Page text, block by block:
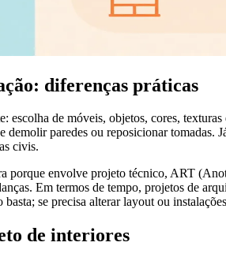
diferenças práticas
de móveis, objetos, cores,
paredes ou reposicionar
civis.
porque envolve projeto técnico, ART
Em termos de tempo, projetos de
se precisa alterar layout ou
de interiores